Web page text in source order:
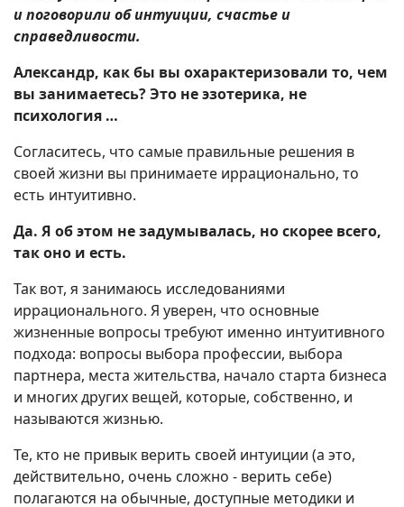
и поговорили об интуиции, счастье и
справедливости.
Александр, как бы вы охарактеризовали то, чем
вы занимаетесь? Это не эзотерика, не
психология …
Согласитесь, что самые правильные решения в
своей жизни вы принимаете иррационально, то
есть интуитивно.
Да. Я об этом не задумывалась, но скорее всего,
так оно и есть.
Так вот, я занимаюсь исследованиями
иррационального. Я уверен, что основные
жизненные вопросы требуют именно интуитивного
подхода: вопросы выбора профессии, выбора
партнера, места жительства, начало старта бизнеса
и многих других вещей, которые, собственно, и
называются жизнью.
Те, кто не привык верить своей интуиции (а это,
действительно, очень сложно - верить себе)
полагаются на обычные, доступные методики и